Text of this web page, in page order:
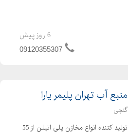
6 روز پیش
09120355307
منبع آب تهران پلیمر یارا
گنجی
تولید کننده انواع مخازن پلی اتیلن از 55